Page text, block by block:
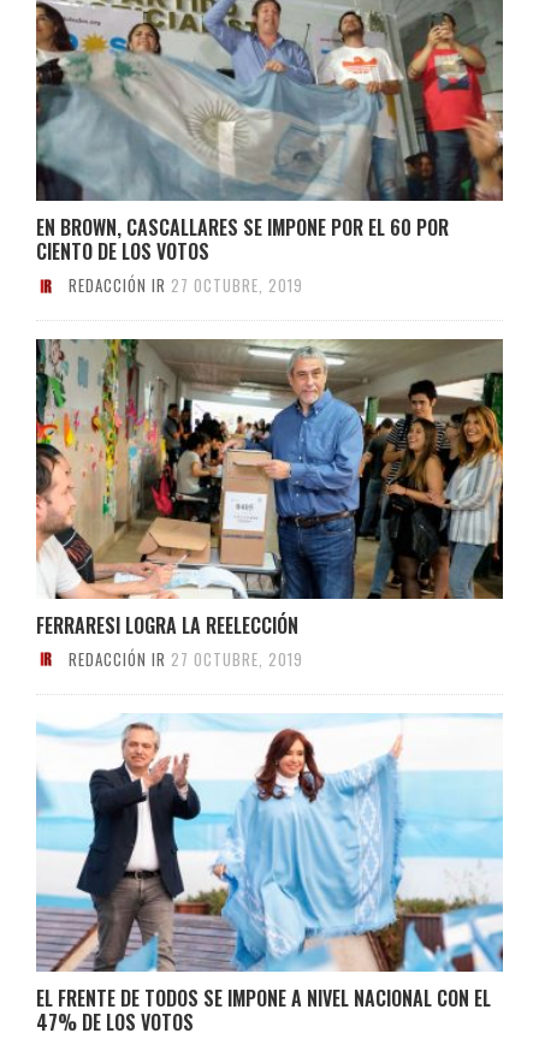
EN BROWN, CASCALLARES SE IMPONE POR EL 60 POR
CIENTO DE LOS VOTOS
REDACCIÓN IR 27 OCTUBRE, 2019
FERRARESI LOGRA LA REELECCIÓN
REDACCIÓN IR 27 OCTUBRE, 2019
EL FRENTE DE TODOS SE IMPONE A NIVEL NACIONAL CON EL
47% DE LOS VOTOS